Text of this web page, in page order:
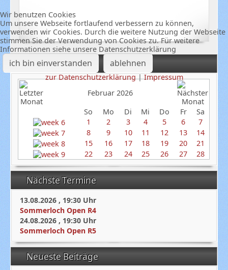
Termine
Februar 2026
So
Mo Di Mi Do Fr
Sa
1
2 3 4 5 6
7
8
9 10 11 12 13
14
15
16 17 18 19 20
21
22
23 24 25 26 27 28
Nächste Termine
13.08.2026 , 19:30 Uhr
Sommerloch Open R4
24.08.2026 , 19:30 Uhr
Sommerloch Open R5
Neueste Beiträge
Wir benutzen Cookies
Um unsere Webseite fortlaufend verbessern zu können,
verwenden wir Cookies. Durch die weitere Nutzung der Webseite
stimmen Sie der Verwendung von Cookies zu. Für weitere
Informationen siehe unsere Datenschutzerklärung
ich bin einverstanden ablehnen
zur Datenschutzerklärung|Impressum